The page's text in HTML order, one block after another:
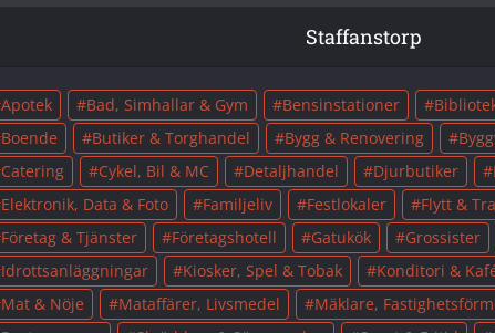
Staffanstorp
Apotek Bad, Simhallar & Gym Bensinstationer
Boende
Butiker & Torghandel Bygg & Renovering
Catering
Cykel, Bil & MC Detaljhandel Djurbutiker
Elektronik, Data & Foto
Familjeliv Festlokaler Flytt &
Företag & Tjänster
Företagshotell Gatukök Grossister
Idrottsanläggningar
Kiosker, Spel & Tobak Konditori &
Mat & Nöje
Mataffärer, Livsmedel Mäklare,